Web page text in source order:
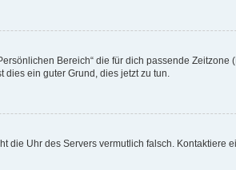
Bereich“ die für dich passende Zeitzone
ein guter Grund, dies jetzt zu tun.
Uhr des Servers vermutlich falsch. Kontaktiere